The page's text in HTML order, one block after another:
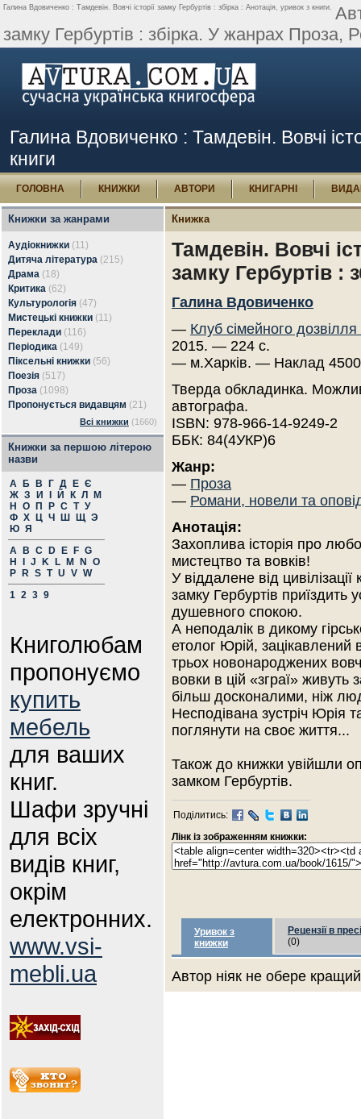
Галина Вдовиченко : Тамдевін. Вовчі історії замку Гербуртів : збірка : Анотація, уривок з книги.
замку Гербуртів : збірка. У жанрах Проза,
Галина Вдовиченко : Тамдевін. Вовчі
книги
ГОЛОВНА КНИЖКИ АВТОРИ КНИГАРНІ
Книжки за жанрами
Аудіокнижки (11)
Дитяча література (215)
Драма (18)
Критика (62)
Культурологія (47)
Мистецькі книжки (11)
Переклади (116)
Періодика (149)
Піксельні книжки (56)
Поезія (517)
Проза (1098)
Пропонується видавцям (21)
Всі книжки (1660)
Книжки за першою літерою
назви
А Б В Г Д Е Є
Ж З И Й К Л
М
Н
О П Р С Т У
Ф Х Ц Ч Ш Щ Э
Ю Я
A
B C D E F G
H
J K L M N
O
P
R S T U V W
1 2 3 9
Книголюбам
пропонуємо
купить
мебель
для ваших
книг.
Шафи зручні
для всіх
видів книг,
окрім
електронних.
www.vsi-
mebli.ua
Книжка
Тамдевін. Вовчі
замку Гербуртів :
Галина Вдовиченко
— Клуб сімейного
2015. — 224 с.
— м.Харків. — Наклад
Тверда обкладинка.
автографа.
ISBN: 978-966-14-9249-2
ББК: 84(4УКР)6
Жанр:
— Проза
— Романи, новели та
Анотація:
Захоплива історія про
мистецтво та вовків!
У віддалене від
замку Гербуртів
душевного спокою.
А неподалік в дикому
етолог Юрій, зацікавлений
трьох новонароджених
вовки в цій «зграї» живуть
більш досконалими, ніж
Несподівана зустріч Юрія
поглянути на своє життя...
Також до книжки увійшли
замком Гербуртів.
Поділитись:
Лінк із зображенням книжки:
Уривок з
книжки
Рецензії в пресі
(0)
Автор ніяк не обере